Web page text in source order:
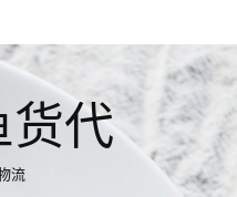
货代
流